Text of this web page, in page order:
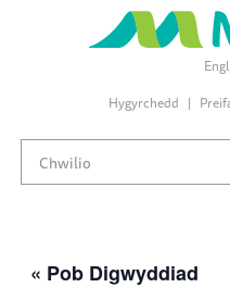
Hygyrchedd
« Pob Digwyddiad